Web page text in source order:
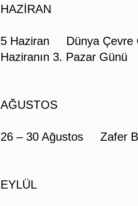
HAZİRAN
5 Haziran Dünya Çevre
Haziranın 3. Pazar
AĞUSTOS
26 – 30 Ağustos Zafer
EYLÜL